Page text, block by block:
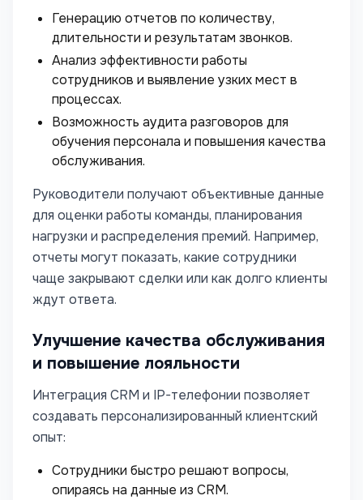
Генерацию отчетов по количеству,
длительности и результатам звонков.
Анализ эффективности работы
сотрудников и выявление узких мест в
процессах.
Возможность аудита разговоров для
обучения персонала и повышения качества
обслуживания.
Руководители получают объективные данные
для оценки работы команды, планирования
нагрузки и распределения премий. Например,
отчеты могут показать, какие сотрудники
чаще закрывают сделки или как долго клиенты
ждут ответа.
Улучшение качества обслуживания
и повышение лояльности
Интеграция CRM и IP-телефонии позволяет
создавать персонализированный клиентский
опыт:
Сотрудники быстро решают вопросы,
опираясь на данные из CRM.